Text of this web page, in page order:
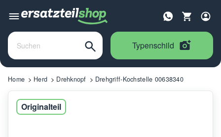
Typenschild
Home Herd Drehknopf Drehgriff-Kochstelle 00638340
Originalteil